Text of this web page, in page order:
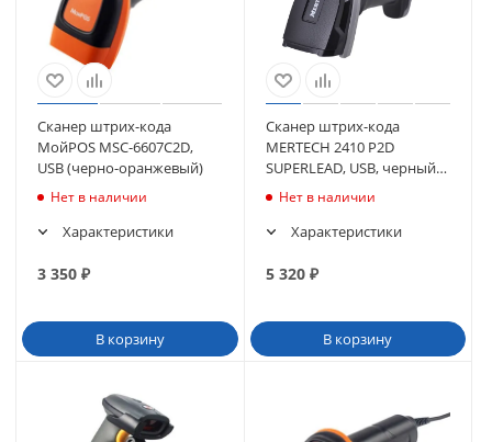
Сканер штрих-кода
МойPOS MSC-6607C2D,
USB (черно-оранжевый)
Нет в наличии
Характеристики
3 350 ₽
В корзину
Сканер штрих-кода
MERTECH 2410 P2D
SUPERLEAD, USB, черный
(4871)
Нет в наличии
Характеристики
5 320₽
В корзину